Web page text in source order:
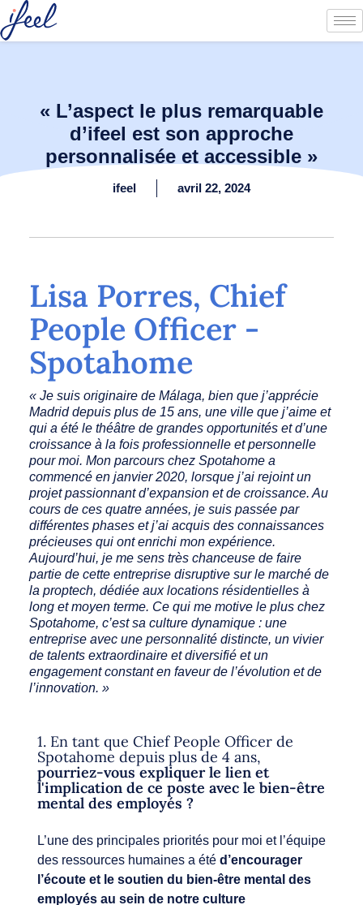
« L’aspect le plus remarquable
d’ifeel est son approche
personnalisée et accessible »
ifeel avril 22, 2024
Lisa Porres, Chief
People Officer -
Spotahome
« Je suis originaire de Málaga, bien que j’apprécie
Madrid depuis plus de 15 ans, une ville que j’aime et
qui a été le théâtre de grandes opportunités et d’une
croissance à la fois professionnelle et personnelle
pour moi. Mon parcours chez Spotahome a
commencé en janvier 2020, lorsque j’ai rejoint un
projet passionnant d’expansion et de croissance. Au
cours de ces quatre années, je suis passée par
différentes phases et j’ai acquis des connaissances
précieuses qui ont enrichi mon expérience.
Aujourd’hui, je me sens très chanceuse de faire
partie de cette entreprise disruptive sur le marché de
la proptech, dédiée aux locations résidentielles à
long et moyen terme. Ce qui me motive le plus chez
Spotahome, c’est sa culture dynamique : une
entreprise avec une personnalité distincte, un vivier
de talents extraordinaire et diversifié et un
engagement constant en faveur de l’évolution et de
l’innovation. »
1. En tant que Chief People Officer de
Spotahome depuis plus de 4 ans,
pourriez-vous expliquer le lien et
l'implication de ce poste avec le bien-être
mental des employés ?
L’une des principales priorités pour moi et l’équipe
des ressources humaines a été d’encourager
l’écoute et le soutien du bien-être mental des
employés au sein de notre culture